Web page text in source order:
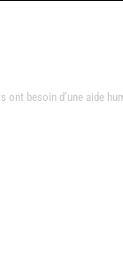
ont besoin d’une aide